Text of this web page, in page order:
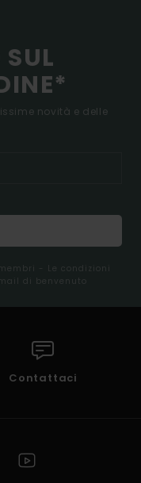
novità e delle
- Le condizioni
di benvenuto
Contattaci